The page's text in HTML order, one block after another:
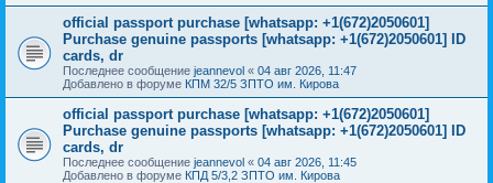
official passport purchase [whatsapp: +1(672)2050601]
Purchase genuine passports [whatsapp: +1(672)2050601] ID
cards, dr
Последнее сообщение jeannevol « 04 авг 2026, 11:47
Добавлено в форуме КПМ 32/5 ЗПТО им. Кирова
official passport purchase [whatsapp: +1(672)2050601]
Purchase genuine passports [whatsapp: +1(672)2050601] ID
cards, dr
Последнее сообщение jeannevol « 04 авг 2026, 11:45
Добавлено в форуме КПД 5/3,2 ЗПТО им. Кирова